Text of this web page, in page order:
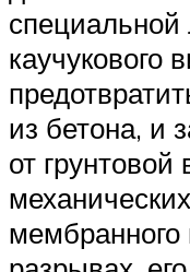
каучукового
из бетона, и
от
мембранного